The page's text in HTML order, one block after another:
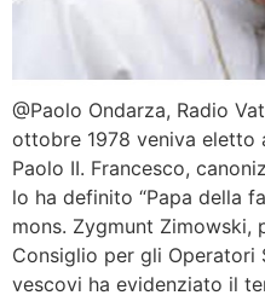
@Paolo Ondarza, Radio
ottobre 1978 veniva
Paolo II. Francesco,
lo ha definito “Papa della
mons. Zygmunt Zimowski,
Consiglio per gli Operatori
vescovi ha evidenziato il